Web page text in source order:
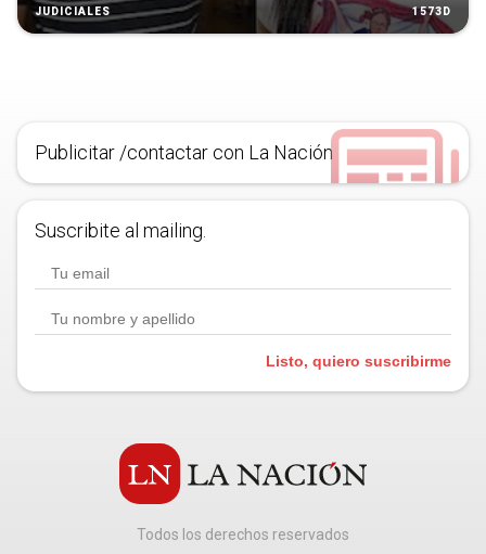
JUDICIALES 1573D
Publicitar /contactar con La Nación
Suscribite al mailing.
Listo, quiero suscribirme
Todos los derechos reservados